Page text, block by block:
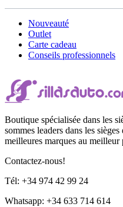
Nouveauté
Outlet
Carte cadeau
Conseils professionnels
Boutique spécialisée dans les
sommes leaders dans les
meilleures marques au meilleur
Contactez-nous!
Tél: +34 974 42 99 24
Whatsapp: +34 633 714 614